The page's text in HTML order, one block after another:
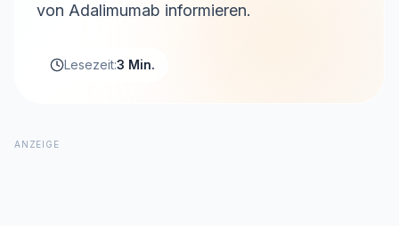
von Adalimumab informieren.
Lesezeit:3 Min.
ANZEIGE